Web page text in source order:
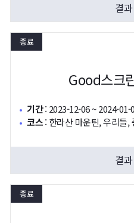
결
종료
Good스크
기간: 2023-12-06 ~ 2024-01-
코스: 한라산 마운틴, 우리들,
결
종료